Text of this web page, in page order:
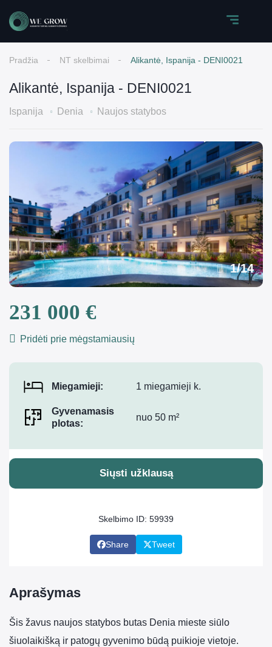
Pradžia NT skelbimai Alikantė, Ispanija - DENI0021
Alikantė, Ispanija - DENI0021
Ispanija Denia Naujos statybos
1/14
231 000 €
Pridėti prie mėgstamiausių
Miegamieji: 1 miegamieji k.
Gyvenamasis
plotas:
nuo 50 m²
Siųsti užklausą
Skelbimo ID: 59939
Share Tweet
Aprašymas
Šis žavus naujos statybos butas Denia mieste siūlo
šiuolaikišką ir patogų gyvenimo būdą puikioje vietoje.